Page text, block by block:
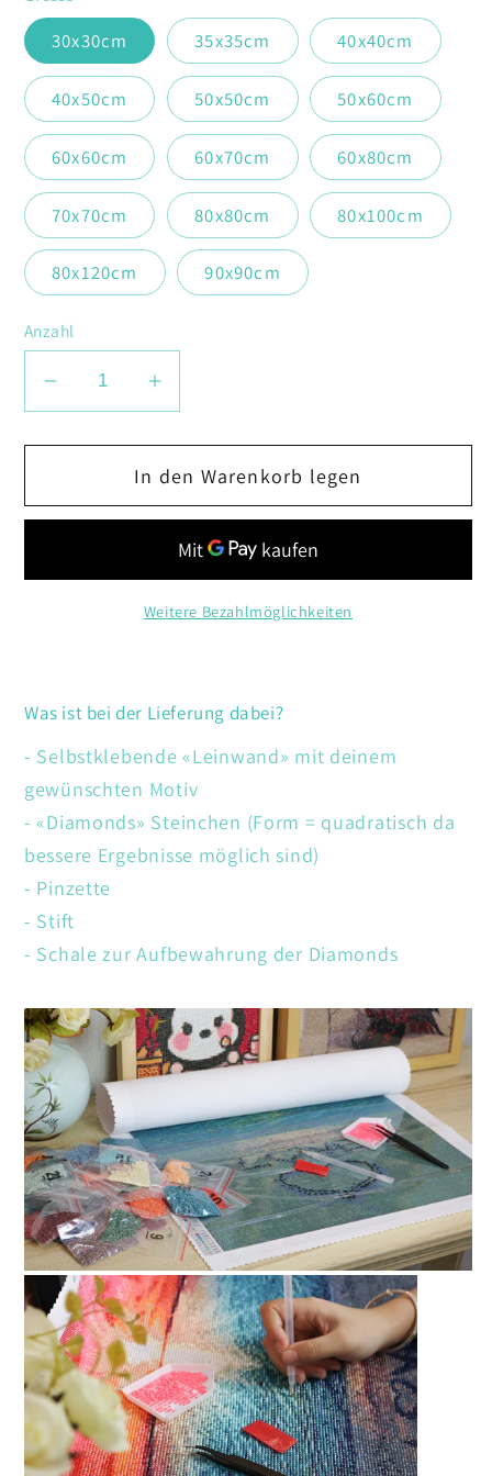
30x30cm 35x35cm 40x40cm
40x50cm 50x50cm 50x60cm
60x60cm 60x70cm 60x80cm
70x70cm 80x80cm 80x100cm
80x120cm 90x90cm
Anzahl
Verringere
Menge
Wasserschildkröten
Erhöhe
Menge
für
Wasserschildkröten
In den Warenkorb legen
Weitere Bezahlmöglichkeiten
Was ist bei der Lieferung dabei?
- Selbstklebende «Leinwand» mit deinem
gewünschten Motiv
- «Diamonds» Steinchen (Form = quadratisch da
bessere Ergebnisse möglich sind)
- Pinzette
- Stift
- Schale zur Aufbewahrung der Diamonds